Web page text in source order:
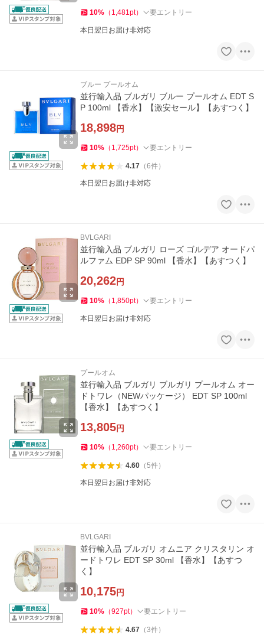
10% （ 1,481pt） 要エントリー
本日翌日お届け非対応
ブルー プールオム
並行輸入品 ブルガリ ブルー プールオム EDT S
P 100ml 【香水】【激安セール】【あすつく】
18,898円
10% （ 1,725pt） 要エントリー
4.17（6件）
本日翌日お届け非対応
BVLGARI
並行輸入品 ブルガリ ローズ ゴルデア オードパ
ルファム EDP SP 90ml 【香水】【あすつく】
20,262円
10% （ 1,850pt） 要エントリー
本日翌日お届け非対応
プールオム
並行輸入品 ブルガリ ブルガリ プールオム オー
ドトワレ（NEWパッケージ） EDT SP 100ml
【香水】【あすつく】
13,805円
10% （ 1,260pt） 要エントリー
4.60（5件）
本日翌日お届け非対応
BVLGARI
並行輸入品 ブルガリ オムニア クリスタリン オ
ードトワレ EDT SP 30ml 【香水】【あすつ
く】
10,175円
10% （927pt） 要エントリー
4.67（3件）